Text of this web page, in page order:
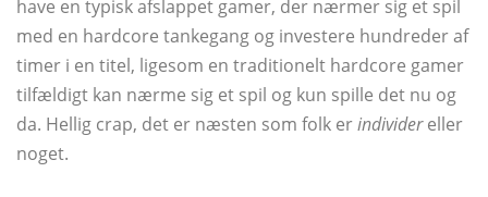
have en typisk afslappet gamer, der nærmer sig et spil
med en hardcore tankegang og investere hundreder af
timer i en titel, ligesom en traditionelt hardcore gamer
tilfældigt kan nærme sig et spil og kun spille det nu og
da. Hellig crap, det er næsten som folk erindividereller
noget.